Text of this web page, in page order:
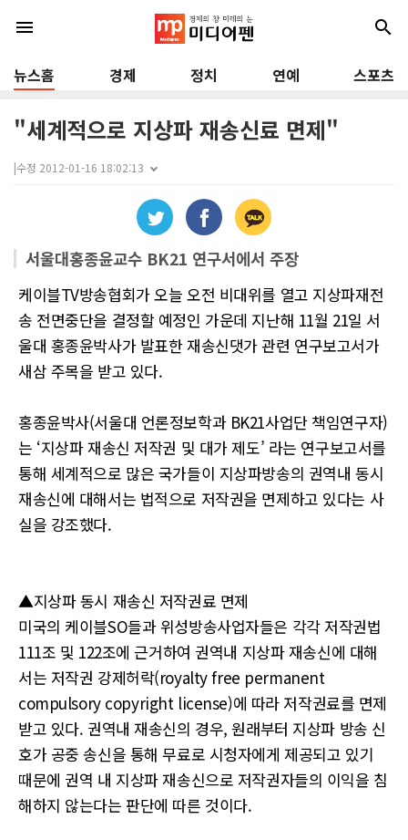
menu search
뉴스홈 경제 정치 연예 스포츠
"세계적으로 지상파 재송신료 면제"
|수정 2012-01-16 18:02:13
서울대홍종윤교수 BK21 연구서에서 주장
케이블TV방송협회가 오늘 오전 비대위를 열고 지상파재전
송 전면중단을 결정할 예정인 가운데 지난해 11월 21일 서
울대 홍종윤박사가 발표한 재송신댓가 관련 연구보고서가
새삼 주목을 받고 있다.
홍종윤박사(서울대 언론정보학과 BK21사업단 책임연구자)
는 ‘지상파 재송신 저작권 및 대가 제도’ 라는 연구보고서를
통해 세계적으로 많은 국가들이 지상파방송의 권역내 동시
재송신에 대해서는 법적으로 저작권을 면제하고 있다는 사
실을 강조했다.
▲지상파 동시 재송신 저작권료 면제
미국의 케이블SO들과 위성방송사업자들은 각각 저작권법
111조 및 122조에 근거하여 권역내 지상파 재송신에 대해
서는 저작권 강제허락(royalty free permanent
compulsory copyright license)에 따라 저작권료를 면제
받고 있다. 권역내 재송신의 경우, 원래부터 지상파 방송 신
호가 공중 송신을 통해 무료로 시청자에게 제공되고 있기
때문에 권역 내 지상파 재송신으로 저작권자들의 이익을 침
해하지 않는다는 판단에 따른 것이다.